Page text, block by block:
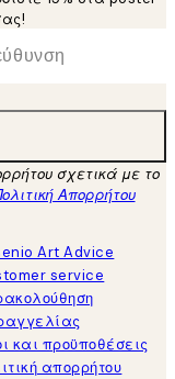
σχετικά με το
Απορρήτου
Art Advice
service
και προϋποθέσεις
απορρήτου